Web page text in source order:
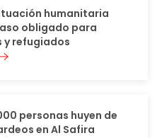
humanitaria
obligado para
y refugiados
personas huyen de
en Al Safira